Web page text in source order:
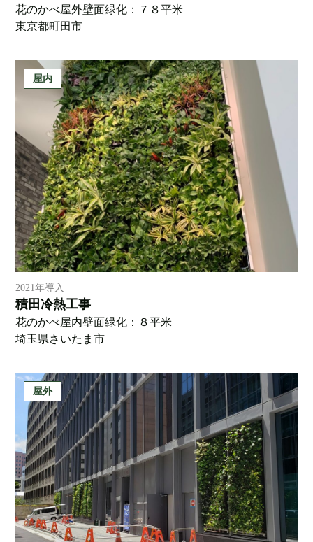
花のかべ屋外壁面緑化：７８平米
東京都町田市
屋内
2021年導入
積田冷熱工事
花のかべ屋内壁面緑化：８平米
埼玉県さいたま市
屋外